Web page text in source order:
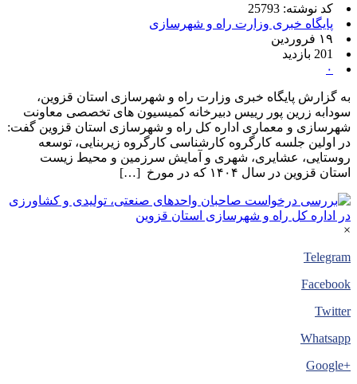
کد نوشته: 25793
پایگاه خبری وزارت راه و شهرسازی
۱۹ فروردین
201 بازدید
۰
به گزارش پایگاه خبری وزارت راه و شهرسازی استان قزوین،
سودابه زرین پور رییس دبیرخانه کمیسیون های تخصصی معاونت
شهرسازی و معماری اداره کل راه و شهرسازی استان قزوین گفت:
در اولین جلسه کارگروه کارشناسی کارگروه زیربنایی، توسعه
روستایی، عشایری، شهری و آمایش سرزمین و محیط زیست
استان قزوین در سال ۱۴۰۴ که در مورخ […]
×
Telegram
Facebook
Twitter
Whatsapp
+Google